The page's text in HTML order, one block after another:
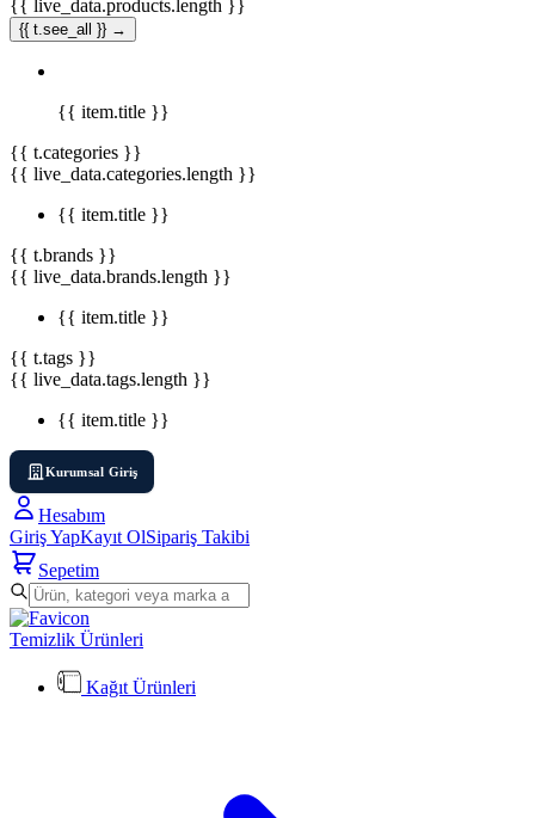
{{ live_data.products.length }}
{{ t.see_all }} →
{{ item.title }}
{{ t.categories }}
{{ live_data.categories.length }}
{{ item.title }}
{{ t.brands }}
{{ live_data.brands.length }}
{{ item.title }}
{{ t.tags }}
{{ live_data.tags.length }}
{{ item.title }}
Kurumsal Giriş
Hesabım
Giriş YapKayıt OlSipariş Takibi
Sepetim
Temizlik Ürünleri
Kağıt Ürünleri